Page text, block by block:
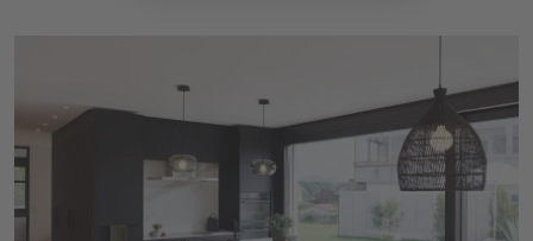
Neubau im Zweifamilienhaus
In Zusammenarbeit mit dem Architekturbüro Forum A
ist nachfolgendes Projekt entstanden. Die Wünsche
der Bauherrin wurden alle wunderbar miteinander
verbunden: eine ruhige Wohnumgebung, Räume, in
denen Sie sich geborgen fühlt, und zugleich
DETAILS ANSEHEN